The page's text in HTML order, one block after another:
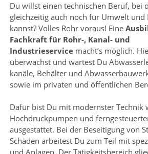
Du willst einen technischen Beruf, bei
gleichzeitig auch noch für Umwelt und
kannst? Volles Rohr voraus! Eine
Fachkraft für Rohr-, Kanal- und
Industrieservicemacht’s möglich.
überwachst und wartest Du
kanäle, Behälter und
sowie im privaten und öffentlichen
Dafür bist Du mit modernster Technik
Hochdruckpumpen und
ausgestattet. Bei der Beseitigung von
Schäden arbeitest Du zum Teil mit